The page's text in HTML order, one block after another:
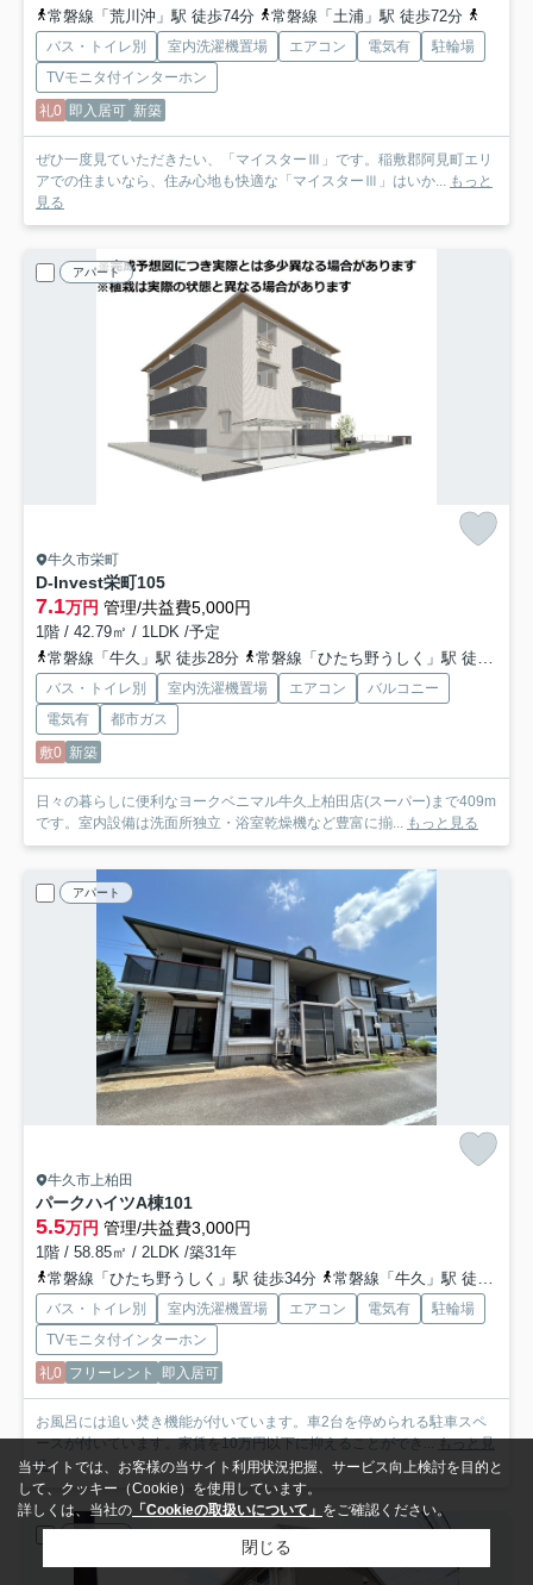
常磐線「荒川沖」駅 徒歩74分
常磐線「土浦」駅 徒歩72分
バス・トイレ別 室内洗濯機置場 エアコン 電気有
駐輪場
TVモニタ付インターホン
礼0 即入居可 新築
ぜひ一度見ていただきたい、「マイスターⅢ」です。稲敷郡阿見町エリ
アでの住まいなら、住み心地も快適な「マイスターⅢ」はいか...
もっと
見る
アパート
牛久市栄町
D-Invest栄町105
7.1万円 管理/共益費5,000円
1階 / 42.79㎡ / 1LDK /予定
常磐線「牛久」駅 徒歩28分
常磐線「ひたち野うしく」駅 徒歩38分
バス・トイレ別 室内洗濯機置場 エアコン
バルコニー
電気有
都市ガス
敷0 新築
日々の暮らしに便利なヨークベニマル牛久上柏田店(スーパー)まで409m
です。室内設備は洗面所独立・浴室乾燥機など豊富に揃...
もっと見る
アパート
牛久市上柏田
パークハイツA棟101
5.5万円 管理/共益費3,000円
1階 / 58.85㎡ / 2LDK /築31年
常磐線「ひたち野うしく」駅 徒歩34分
常磐線「牛久」駅 徒歩35分
バス・トイレ別 室内洗濯機置場 エアコン 電気有
駐輪場
TVモニタ付インターホン
礼0 フリーレント 即入居可
お風呂には追い焚き機能が付いています。車2台を停められる駐車スペ
ースが付いています。家賃を10万円以下に抑えることができ...もっと見
る
当サイトでは、お客様の当サイト利用状況把握、サービス向上検討を目的と
して、クッキー（Cookie）を使用しています。
詳しくは、当社の 「Cookieの取扱いについて」 をご確認ください。
閉じる